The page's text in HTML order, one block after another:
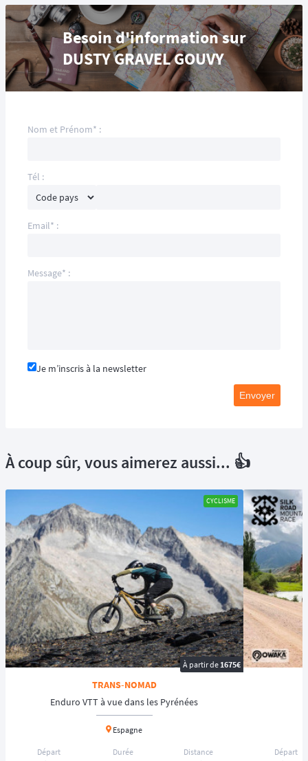
Besoin d'information sur
DUSTY GRAVEL GOUVY
Nom et Prénom* :
Tél :
Email* :
Message* :
Je m’inscris à la newsletter
Envoyer
À coup sûr, vous aimerez aussi... 👍
CYCLISME
À partir de 1675€
TRANS-NOMAD
Enduro VTT à vue dans les Pyrénées
Espagne
Départ
Durée
Distance
Départ